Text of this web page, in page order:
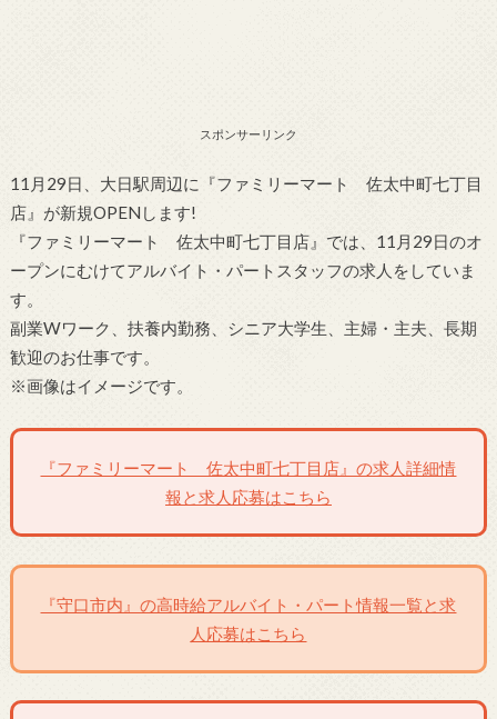
スポンサーリンク
11月29日、大日駅周辺に『ファミリーマート 佐太中町七丁目
店』が新規OPENします!
『ファミリーマート 佐太中町七丁目店』では、11月29日のオ
ープンにむけてアルバイト・パートスタッフの求人をしていま
す。
副業Wワーク、扶養内勤務、シニア大学生、主婦・主夫、長期
歓迎のお仕事です。
※画像はイメージです。
『ファミリーマート 佐太中町七丁目店』の求人詳細情
報と求人応募はこちら
『守口市内』の高時給アルバイト・パート情報一覧と求
人応募はこちら